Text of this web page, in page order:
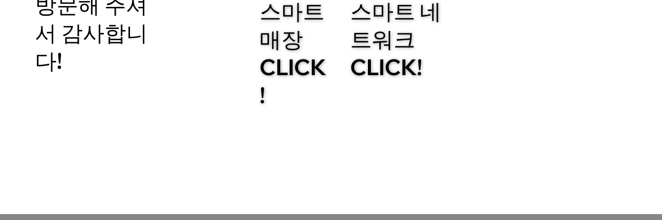
스마트
매장
CLICK
!
서 감사합니
다!
스마트 네
트워크
CLICK!